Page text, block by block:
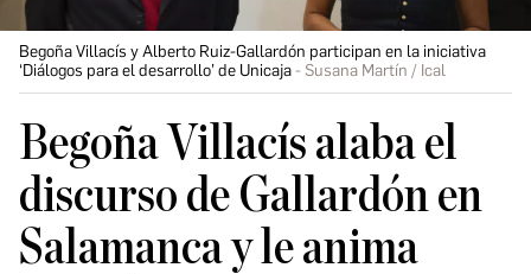
Begoña Villacís y Alberto Ruiz-Gallardón participan en la iniciativa
‘Diálogos para el desarrollo’ de Unicaja
Susana Martín / Ical
Begoña Villacís alaba el
discurso de Gallardón en
Salamanca y le anima